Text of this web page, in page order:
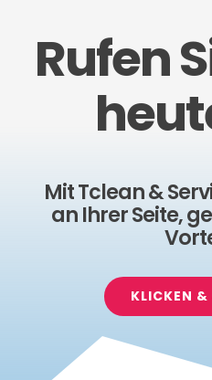
Rufen
Mit Tclean &
an Ihrer Seite,
KLICKEN &